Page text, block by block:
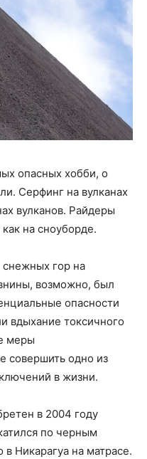
опасных хобби, о
Серфинг на вулканах
вулканов. Райдеры
на сноуборде.
снежных гор на
возможно, был
опасности
вдыхание токсичного
меры
совершить одно из
в жизни.
в 2004 году
по черным
Никарагуа на матрасе.